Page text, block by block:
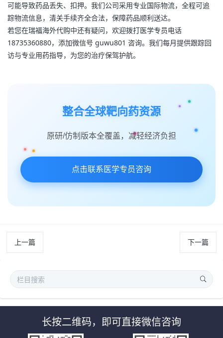
可能导致药品丢失、扣押。我们公司采用专业国际物流，全程可追
踪物流信息，清关手续齐全合法，保障药品顺利送达。
若您在瑞福海外代购中还有疑问，欢迎拨打医学专员电话
18735360880，添加微信号 guwu801 咨询。我们每月提供跟踪回
访与专业用药指导，为您的治疗保驾护航。
整合全球靶向药资源
原研/仿制版本全覆盖，减轻经济负担
点击联系医学专员咨询
上一篇 下一篇
长按二维码，即可直接微信咨询